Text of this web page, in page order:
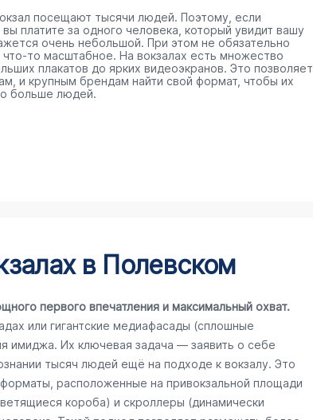
посещают тысячи людей. Поэтому, если
вы платите за одного человека, который увидит вашу
очень небольшой. При этом не обязательно
что-то масштабное. На вокзалах есть множество
плакатов до ярких видеоэкранов. Это позволяет
и крупным брендам найти свой формат, чтобы их
больше людей.
в Полевском
первого впечатления и максимальный охват.
или гигантские медиафасады (сплошные
имиджа. Их ключевая задача — заявить о себе
тысяч людей ещё на подходе к вокзалу. Это
расположенные на привокзальной площади
короба) и скроллеры (динамически